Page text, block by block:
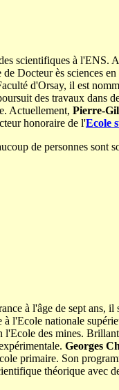
scientifiques à l'ENS.
Docteur ès sciences
d'Orsay, il est
des travaux dans
Actuellement, Pierre-
honoraire de l'Ecole
de personnes sont
à l'âge de sept ans,
l'Ecole nationale
l'Ecole des mines.
Georges
primaire. Son
théorique avec